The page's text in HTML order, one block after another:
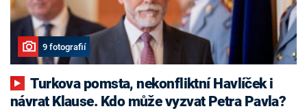
9 fotografií
Turkova pomsta, nekonfliktní Havlíček i
návrat Klause. Kdo může vyzvat Petra Pavla?